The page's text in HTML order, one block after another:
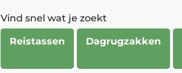
Vind snel wat je zoekt
Reistassen Dagrugzakken